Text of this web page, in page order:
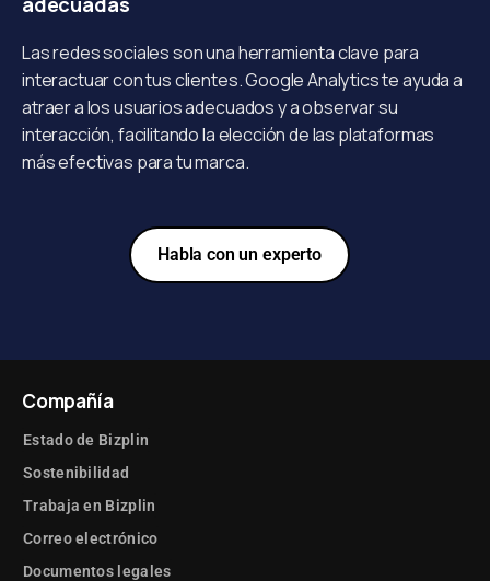
Las redes sociales son una herramienta clave para
interactuar con tus clientes. Google Analytics te ayuda a
atraer a los usuarios adecuados y a observar su
interacción, facilitando la elección de las plataformas
más efectivas para tu marca.
Habla con un experto
Compañía
Estado de Bizplin
Sostenibilidad
Trabaja en Bizplin
Correo electrónico
Documentos legales